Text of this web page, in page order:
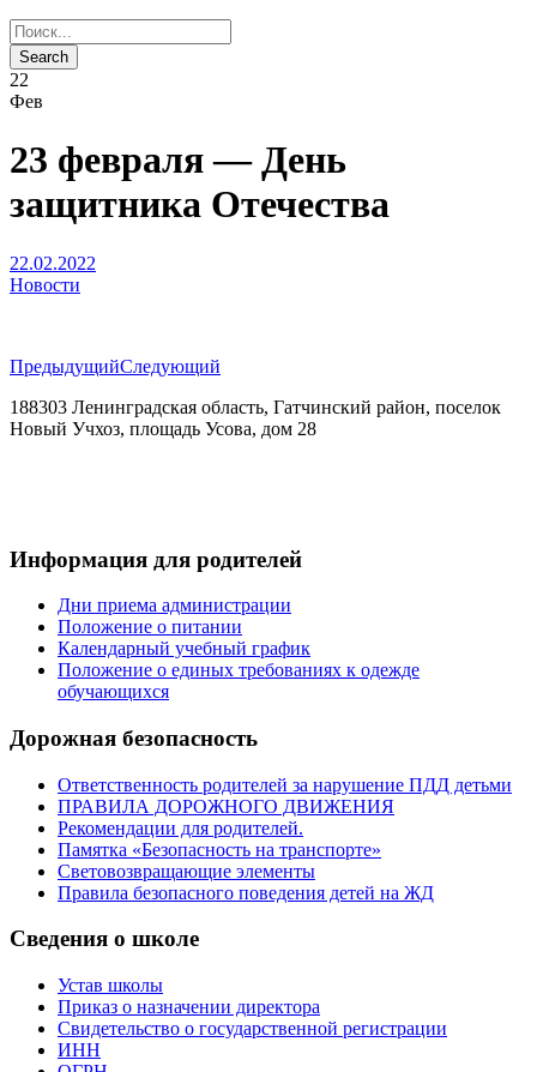
22
Фев
23 февраля — День
защитника Отечества
22.02.2022
Новости
ПредыдущийСледующий
188303 Ленинградская область, Гатчинский район, поселок
Новый Учхоз, площадь Усова, дом 28
Информация для родителей
Дни приема администрации
Положение о питании
Календарный учебный график
Положение о единых требованиях к одежде
обучающихся
Дорожная безопасность
Ответственность родителей за нарушение ПДД детьми
ПРАВИЛА ДОРОЖНОГО ДВИЖЕНИЯ
Рекомендации для родителей.
Памятка «Безопасность на транспорте»
Световозвращающие элементы
Правила безопасного поведения детей на ЖД
Сведения о школе
Устав школы
Приказ о назначении директора
Свидетельство о государственной регистрации
ИНН